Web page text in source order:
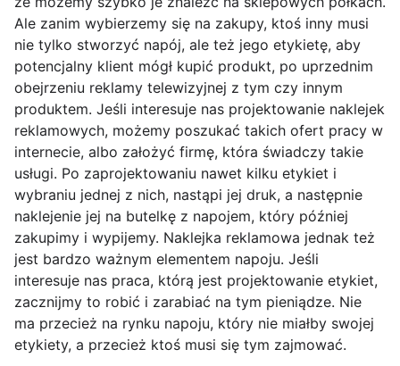
Ale zanim wybierzemy się na zakupy, ktoś inny musi
nie tylko stworzyć napój, ale też jego etykietę, aby
potencjalny klient mógł kupić produkt, po uprzednim
obejrzeniu reklamy telewizyjnej z tym czy innym
produktem. Jeśli interesuje nas projektowanie naklejek
reklamowych, możemy poszukać takich ofert pracy w
internecie, albo założyć firmę, która świadczy takie
usługi. Po zaprojektowaniu nawet kilku etykiet i
wybraniu jednej z nich, nastąpi jej druk, a następnie
naklejenie jej na butelkę z napojem, który później
zakupimy i wypijemy. Naklejka reklamowa jednak też
jest bardzo ważnym elementem napoju. Jeśli
interesuje nas praca, którą jest projektowanie etykiet,
zacznijmy to robić i zarabiać na tym pieniądze. Nie
ma przecież na rynku napoju, który nie miałby swojej
etykiety, a przecież ktoś musi się tym zajmować.